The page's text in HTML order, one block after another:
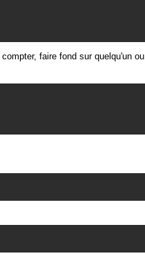
faire fond sur quelqu'un ou